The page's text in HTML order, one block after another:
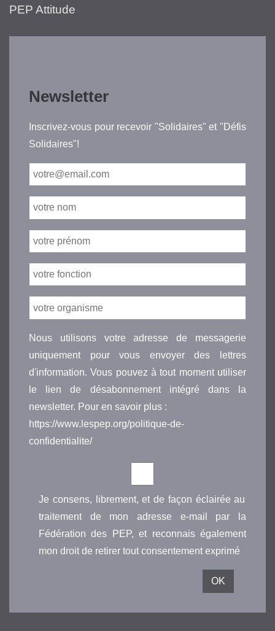
PEP Attitude
Newsletter
Inscrivez-vous pour recevoir "Solidaires" et "Défis
Solidaires"!
Nous utilisons votre adresse de messagerie
uniquement pour vous envoyer des lettres
d'information. Vous pouvez à tout moment utiliser
le lien de désabonnement intégré dans la
newsletter. Pour en savoir plus :
https://www.lespep.org/politique-de-
confidentialite/
Je consens, librement, et de façon éclairée au
traitement de mon adresse e-mail par la
Fédération des PEP, et reconnais également
mon droit de retirer tout consentement exprimé